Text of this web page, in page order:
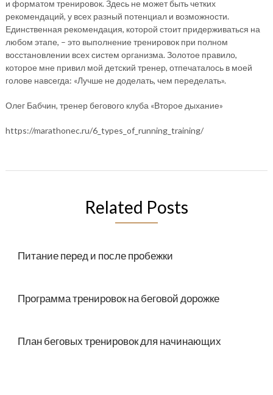
и форматом тренировок. Здесь не может быть четких
рекомендаций, у всех разный потенциал и возможности.
Единственная рекомендация, которой стоит придерживаться на
любом этапе, – это выполнение тренировок при полном
восстановлении всех систем организма. Золотое правило,
которое мне привил мой детский тренер, отпечаталось в моей
голове навсегда: «Лучше не доделать, чем переделать».
Олег Бабчин, тренер бегового клуба «Второе дыхание»
https://marathonec.ru/6_types_of_running_training/
Related Posts
Питание перед и после пробежки
Программа тренировок на беговой дорожке
План беговых тренировок для начинающих